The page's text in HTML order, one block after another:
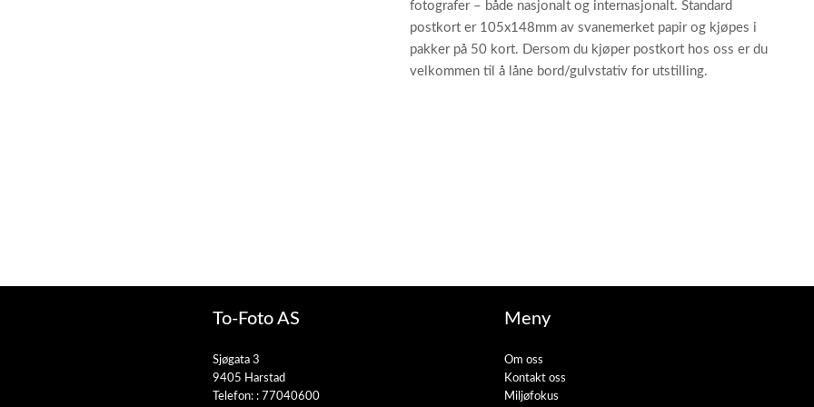
fotografer – både nasjonalt og internasjonalt. Standard
postkort er 105x148mm av svanemerket papir og kjøpes i
pakker på 50 kort. Dersom du kjøper postkort hos oss er du
velkommen til å låne bord/gulvstativ for utstilling.
To-Foto AS
Sjøgata 3
9405 Harstad
Telefon: : 77040600
Meny
Om oss
Kontakt oss
Miljøfokus